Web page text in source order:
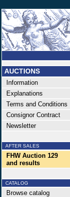
AUCTIONS
Information
Explanations
Terms and Conditions
Consignor Contract
Newsletter
AFTER SALES
FHW Auction 129
and results
CATALOG
Browse catalog